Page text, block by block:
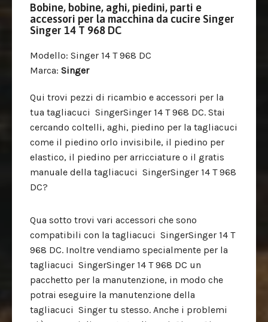
Bobine, bobine, aghi, piedini, parti e
accessori per la macchina da cucire Singer
Singer 14 T 968 DC
Modello: Singer 14 T 968 DC
Marca: Singer
Qui trovi pezzi di ricambio e accessori per la
tua tagliacuci SingerSinger 14 T 968 DC. Stai
cercando coltelli, aghi, piedino per la tagliacuci
come il piedino orlo invisibile, il piedino per
elastico, il piedino per arricciature o il gratis
manuale della tagliacuci SingerSinger 14 T 968
DC?
Qua sotto trovi vari accessori che sono
compatibili con la tagliacuci SingerSinger 14 T
968 DC. Inoltre vendiamo specialmente per la
tagliacuci SingerSinger 14 T 968 DC un
pacchetto per la manutenzione, in modo che
potrai eseguire la manutenzione della
tagliacuci Singer tu stesso. Anche i problemi